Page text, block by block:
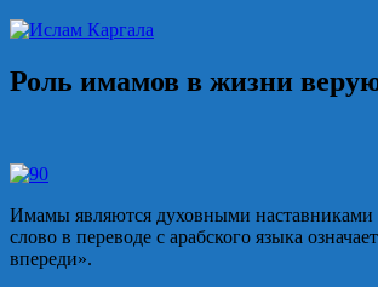
Роль имамов в жизни
Имамы являются духовными
слово в переводе с арабского языка
впереди».